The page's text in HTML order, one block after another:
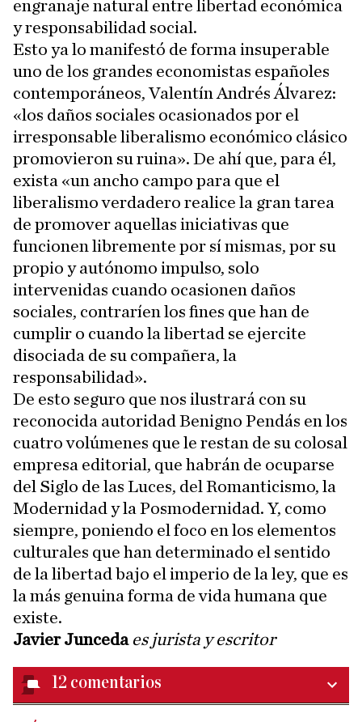
engranaje natural entre libertad económica
y responsabilidad social.
Esto ya lo manifestó de forma insuperable
uno de los grandes economistas españoles
contemporáneos, Valentín Andrés Álvarez:
«los daños sociales ocasionados por el
irresponsable liberalismo económico clásico
promovieron su ruina». De ahí que, para él,
exista «un ancho campo para que el
liberalismo verdadero realice la gran tarea
de promover aquellas iniciativas que
funcionen libremente por sí mismas, por su
propio y autónomo impulso, solo
intervenidas cuando ocasionen daños
sociales, contraríen los fines que han de
cumplir o cuando la libertad se ejercite
disociada de su compañera, la
responsabilidad».
De esto seguro que nos ilustrará con su
reconocida autoridad Benigno Pendás en los
cuatro volúmenes que le restan de su colosal
empresa editorial, que habrán de ocuparse
del Siglo de las Luces, del Romanticismo, la
Modernidad y la Posmodernidad. Y, como
siempre, poniendo el foco en los elementos
culturales que han determinado el sentido
de la libertad bajo el imperio de la ley, que es
la más genuina forma de vida humana que
existe.
Javier Junceda es jurista y escritor
12 comentarios